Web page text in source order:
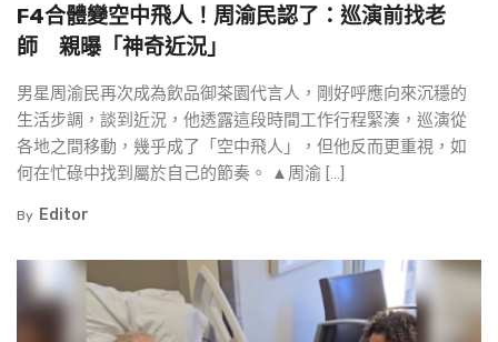
F4合體變空中飛人！周渝民認了：巡演前找老
師 親曝「神奇近況」
男星周渝民再次成為飲品御茶園代言人，剛好呼應向來沉穩的
生活步調，談到近況，他透露這段時間工作行程緊湊，巡演從
各地之間移動，幾乎成了「空中飛人」，但他反而更重視，如
何在忙碌中找到屬於自己的節奏。 ▲周渝 […]
By Editor